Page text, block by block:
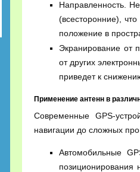
Направленность.
(всесторонние),
положение в
Экранирование от
от других
приведет к
Применение антенн в
Современные GPS-
навигации до сложных
Автомобильные
позиционирования